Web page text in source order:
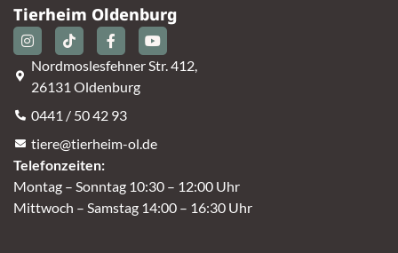
Tierheim Oldenburg
Nordmoslesfehner Str. 412,
26131 Oldenburg
0441 / 50 42 93
tiere@tierheim-ol.de
Telefonzeiten:
Montag – Sonntag 10:30 – 12:00 Uhr
Mittwoch – Samstag 14:00 – 16:30 Uhr